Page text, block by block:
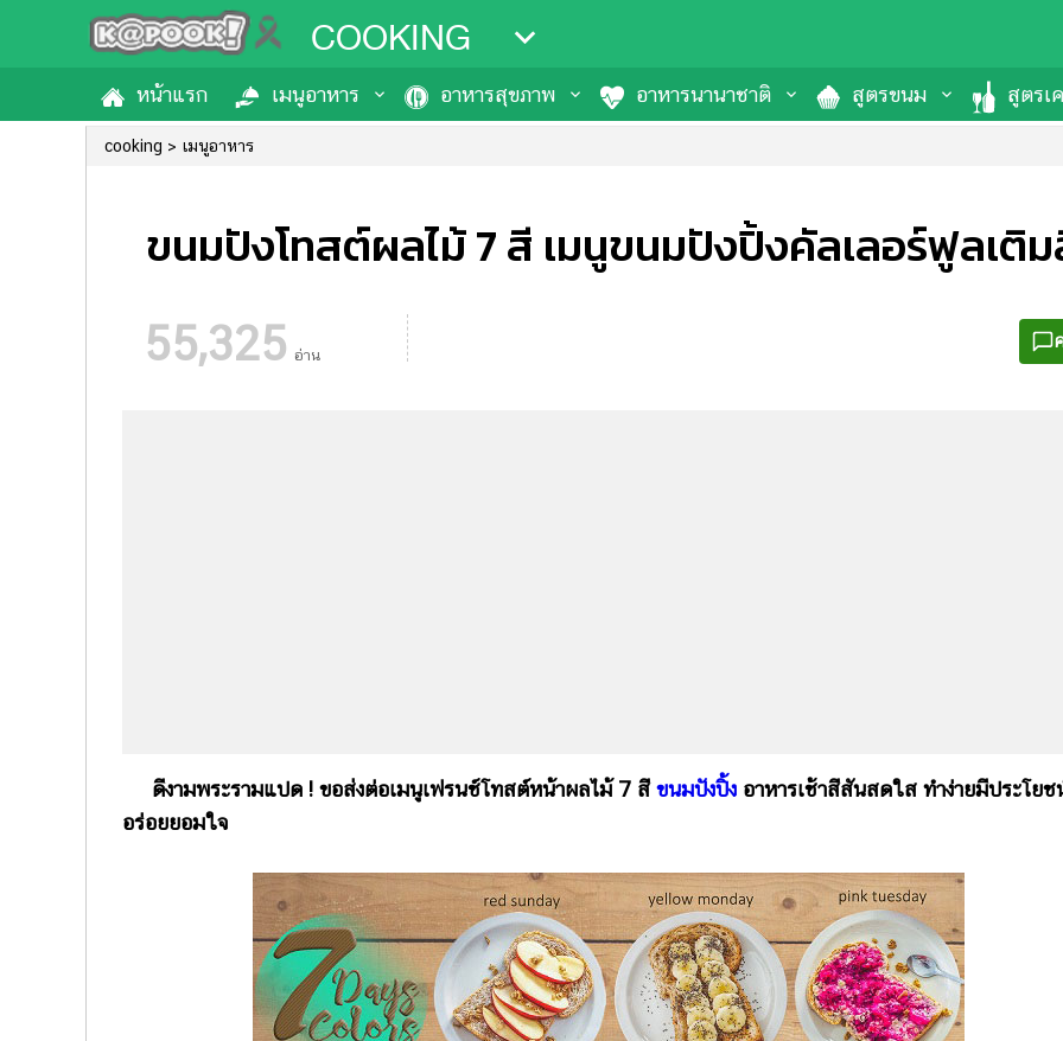
COOKING
หน้าแรก เมนูอาหาร อาหารสุขภาพ อาหารนานาชาติ สูตรขนม สูตรเ
cooking เมนูอาหาร
ขนมปังโทสต์ผลไม้ 7 สี เมนูขนมปังปิ้งคัลเลอร์ฟูลเติ
55,325 อ่าน
ดีงามพระรามแปด ! ขอส่งต่อเมนูเฟรนช์โทสต์หน้าผลไม้ 7 สีขนมปังปิ้ง อาหารเช้าสีสันสดใส ทำง่ายมีประโยช
อร่อยยอมใจ